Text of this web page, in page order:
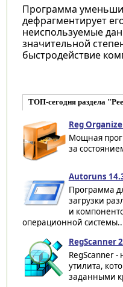
Программа
дефрагментирует
неиспользуемые
значительной
быстродействие
ТОП-сегодня раздела
Reg
Мощная
за
Autoruns
Программа
загрузки
и
операционной
RegScanner
RegScanner
утилита,
заданными